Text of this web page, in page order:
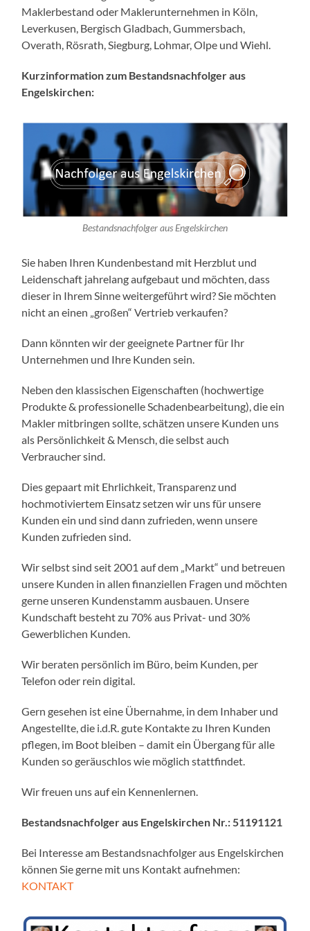
Maklerbestand oder Maklerunternehmen in Köln,
Leverkusen, Bergisch Gladbach, Gummersbach,
Overath, Rösrath, Siegburg, Lohmar, Olpe und Wiehl.
Kurzinformation zum Bestandsnachfolger aus
Engelskirchen:
Bestandsnachfolger aus Engelskirchen
Sie haben Ihren Kundenbestand mit Herzblut und
Leidenschaft jahrelang aufgebaut und möchten, dass
dieser in Ihrem Sinne weitergeführt wird? Sie möchten
nicht an einen „großen“ Vertrieb verkaufen?
Dann könnten wir der geeignete Partner für Ihr
Unternehmen und Ihre Kunden sein.
Neben den klassischen Eigenschaften (hochwertige
Produkte & professionelle Schadenbearbeitung), die ein
Makler mitbringen sollte, schätzen unsere Kunden uns
als Persönlichkeit & Mensch, die selbst auch
Verbraucher sind.
Dies gepaart mit Ehrlichkeit, Transparenz und
hochmotiviertem Einsatz setzen wir uns für unsere
Kunden ein und sind dann zufrieden, wenn unsere
Kunden zufrieden sind.
Wir selbst sind seit 2001 auf dem „Markt“ und betreuen
unsere Kunden in allen finanziellen Fragen und möchten
gerne unseren Kundenstamm ausbauen. Unsere
Kundschaft besteht zu 70% aus Privat- und 30%
Gewerblichen Kunden.
Wir beraten persönlich im Büro, beim Kunden, per
Telefon oder rein digital.
Gern gesehen ist eine Übernahme, in dem Inhaber und
Angestellte, die i.d.R. gute Kontakte zu Ihren Kunden
pflegen, im Boot bleiben – damit ein Übergang für alle
Kunden so geräuschlos wie möglich stattfindet.
Wir freuen uns auf ein Kennenlernen.
Bestandsnachfolger aus Engelskirchen Nr.: 51191121
Bei Interesse am Bestandsnachfolger aus Engelskirchen
können Sie gerne mit uns Kontakt aufnehmen:
KONTAKT